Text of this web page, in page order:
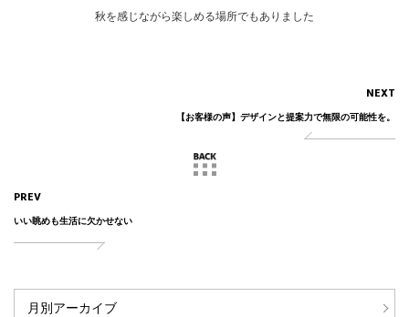
秋を感じながら楽しめる場所でもありました
NEXT
【お客様の声】デザインと提案力で無限の可能性を。
PREV
いい眺めも生活に欠かせない
月別アーカイブ